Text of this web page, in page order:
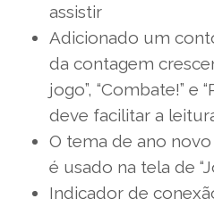
assistir
Adicionado um
da contagem
jogo”, “Combate!” e
deve facilitar a
O tema de ano
é usado na tela de
Indicador de